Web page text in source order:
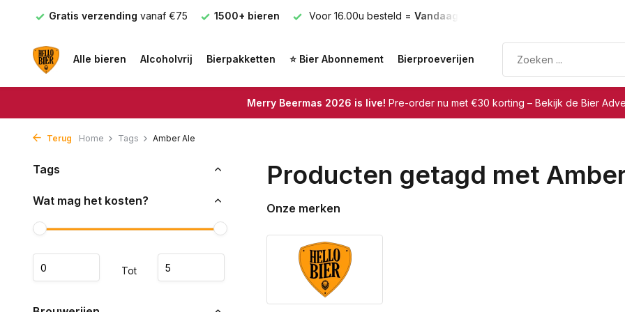
Gratis verzending vanaf €75 1500+ bieren Voor 16.00u besteld = Vandaag verzonden
Alle bieren Alcoholvrij Bierpakketten ⭐ Bier Abonnement Bierproeverijen
Merry Beermas 2026 is live! Pre-order nu met €30 korting – Bekijk de Bier
Terug Home Tags Amber Ale
Tags
Wat mag het kosten?
Tot
Producten getagd met
Onze merken